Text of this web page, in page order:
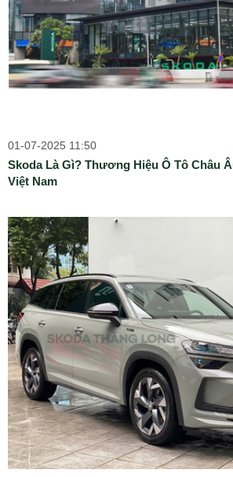
01-07-2025 11:50
Skoda Là Gì? Thương Hiệu Ô Tô Châu
Việt Nam